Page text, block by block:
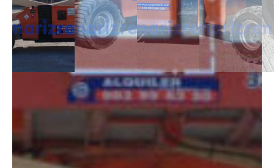
Las Tijeras Diésel destacan por tener una cesta de gran dimensión, cuya
plataforma es extensible. Además, cuenta con estabilizadores para